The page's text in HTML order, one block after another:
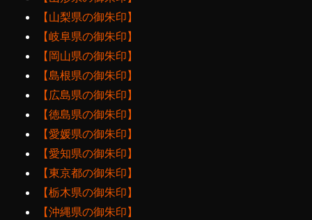
【山梨県の御朱印】
【岐阜県の御朱印】
【岡山県の御朱印】
【島根県の御朱印】
【広島県の御朱印】
【徳島県の御朱印】
【愛媛県の御朱印】
【愛知県の御朱印】
【東京都の御朱印】
【栃木県の御朱印】
【沖縄県の御朱印】